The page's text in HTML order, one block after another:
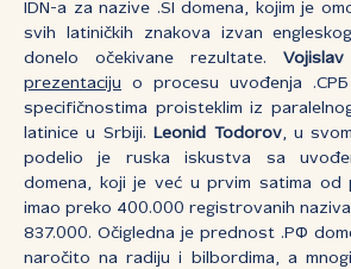
IDN-a za nazive .SI domena, kojim je
svih latiničkih znakova izvan
donelo očekivane rezultate.
prezentaciju o procesu uvođenja
specifičnostima proisteklim iz
latinice u Srbiji.
Leonid Todorov, u
podelio je ruska iskustva sa
domena, koji je već u prvim satima od
imao preko 400.000 registrovanih
837.000. Očigledna je prednost .РФ
naročito na radiju i bilbordima, a